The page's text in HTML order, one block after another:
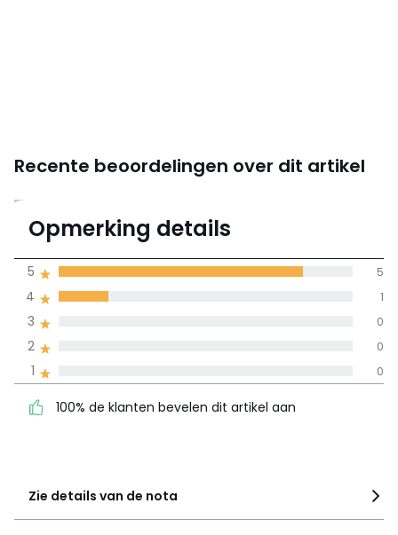
Recente beoordelingen over dit artikel
4,8
gemiddelde bereikt
door alle landen
100% gecertificeerde beoordelingen,
3 0
4 1
5
Zie details van de nota
Opmerking details
1 0
2 0
3 0
4 1
5 5
100% de klanten bevelen dit artikel aan